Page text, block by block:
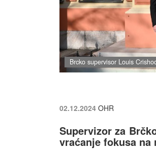
Brcko supervisor Louis
02.12.2024 OHR
Supervizor za
vraćanje fokusa na